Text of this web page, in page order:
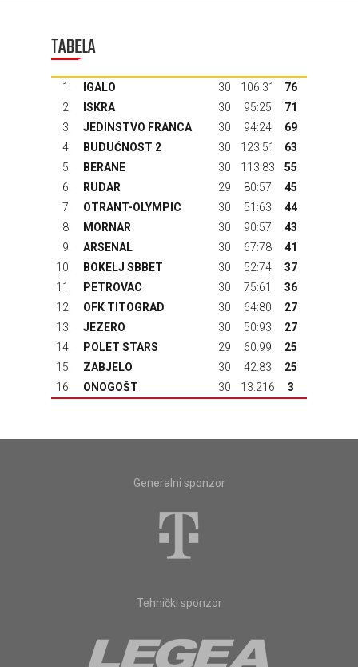
TABELA
1. IGALO 30 106:31
76
2.
ISKRA 30 95:25
71
3.
JEDINSTVO FRANCA 30 94:24
69
4.
BUDUĆNOST 2 30 123:51
63
5.
BERANE 30 113:83
55
6.
RUDAR 29 80:57
45
7.
OTRANT-OLYMPIC 30 51:63
44
8.
MORNAR 30 90:57
43
9.
ARSENAL 30 67:78
41
10.
BOKELJ SBBET 30 52:74
37
11.
PETROVAC 30 75:61
36
12.
OFK TITOGRAD 30 64:80
27
13.
JEZERO 30 50:93
27
14.
POLET STARS 29 60:99
25
15.
ZABJELO 30 42:83
25
16.
ONOGOŠT 30 13:216 3
Generalni sponzor
Tehnički sponzor